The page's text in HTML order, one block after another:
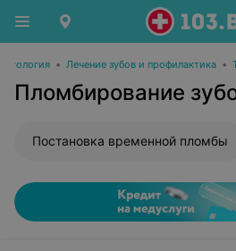
• Лечение зубов и профилактика •
Пломбирование
Постановка временной пломбы